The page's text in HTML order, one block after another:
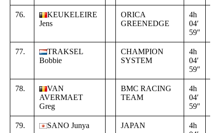
76.
KEUKELEIRE
Jens
ORICA
GREENEDGE
4h
04′
59″
77.
TRAKSEL
Bobbie
CHAMPION
SYSTEM
4h
04′
59″
78.
VAN
AVERMAET
Greg
BMC RACING
TEAM
4h
04′
59″
79. SANO Junya JAPAN
4h